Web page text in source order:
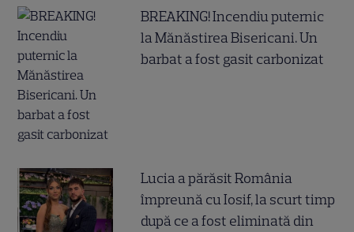
BREAKING! Incendiu puternic
la Mănăstirea Bisericani. Un
barbat a fost gasit carbonizat
Lucia a părăsit România
împreună cu Iosif, la scurt timp
după ce a fost eliminată din